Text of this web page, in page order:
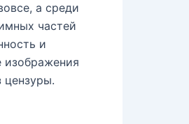
а среди
частей
и
изображения
цензуры.